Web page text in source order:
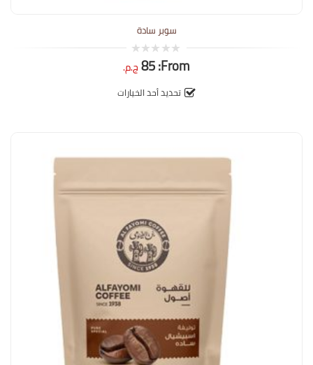
سوبر سادة
0
out
5
From:
85ج.م.
تحديد أحد الخيارات